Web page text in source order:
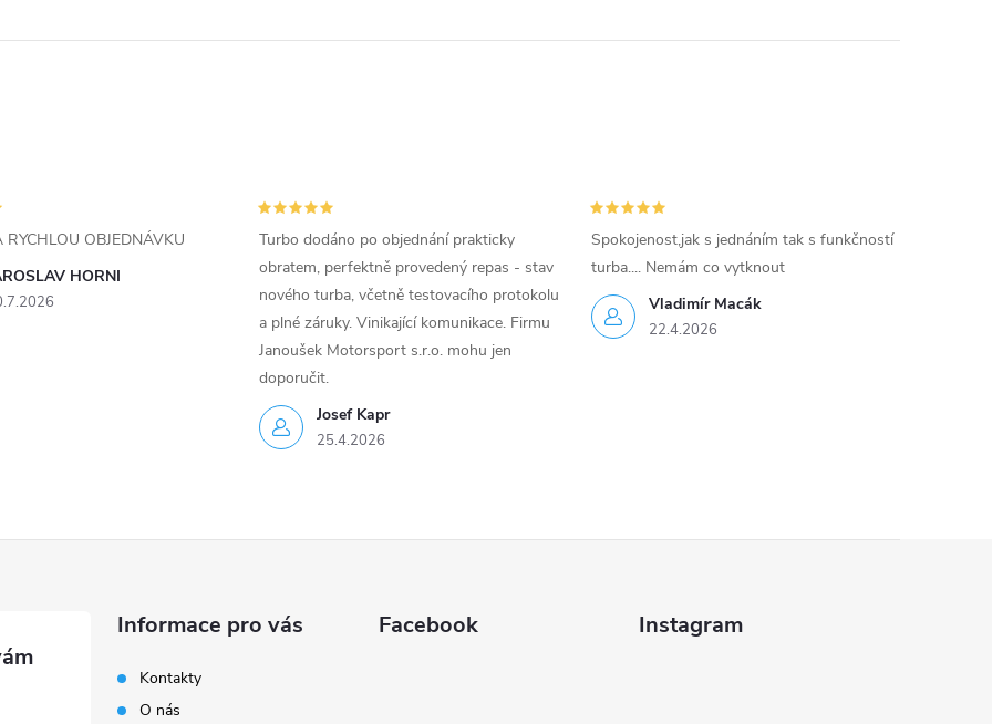
HORNI
RYCHLOU OBJEDNÁVKU
Josef Kapr
25.4.2026
Turbo dodáno po objednání prakticky
obratem, perfektně provedený repas - stav
nového turba, včetně testovacího protokolu
a plné záruky. Vinikající komunikace. Firmu
Janoušek Motorsport s.r.o. mohu jen
doporučit.
Vladimír Macák
22.4.2026
Spokojenost,jak s jednáním tak s funkčností
turba.... Nemám co vytknout
Informace pro vás
Kontakty
O nás
Facebook Instagram